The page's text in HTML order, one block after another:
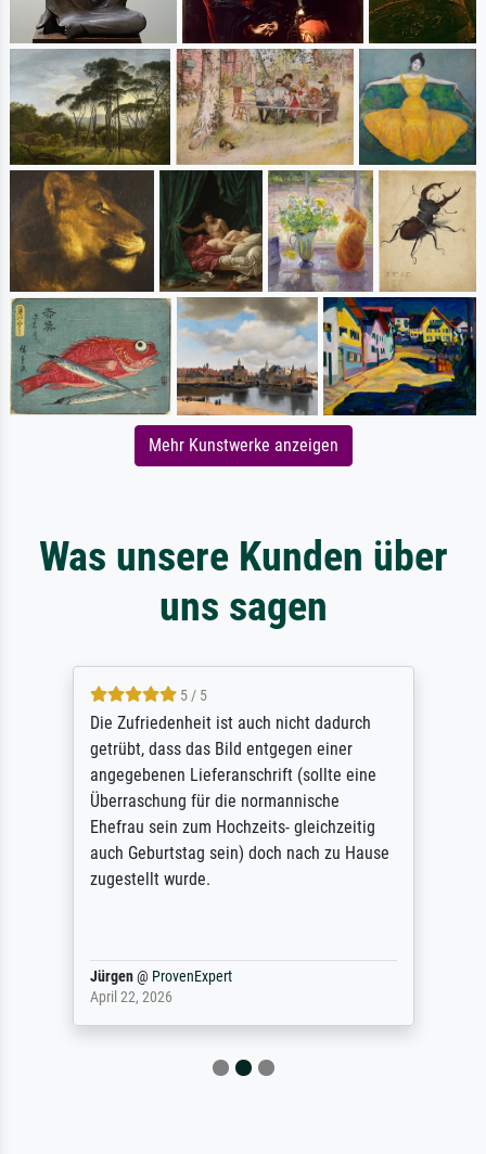
Mehr Kunstwerke anzeigen
Was unsere Kunden über
uns sagen
5 / 5
Die Zufriedenheit ist auch nicht dadurch
getrübt, dass das Bild entgegen einer
angegebenen Lieferanschrift (sollte eine
Überraschung für die normannische
Ehefrau sein zum Hochzeits- gleichzeitig
auch Geburtstag sein) doch nach zu Hause
zugestellt wurde.
Jürgen@ ProvenExpert
April 22, 2026